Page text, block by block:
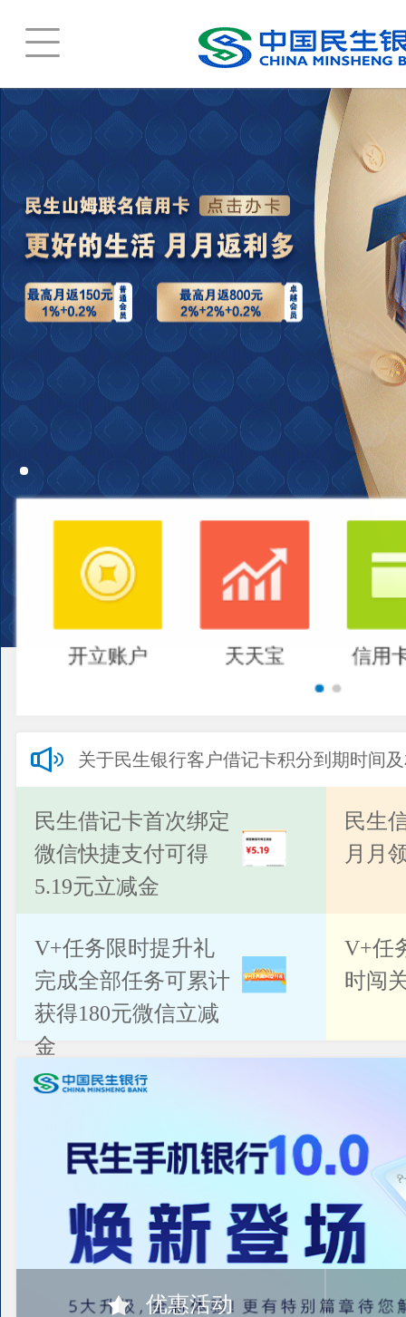
开立账户 天天宝 信用
关于民生银行客户借记卡积分到期时间
公告
民生借记卡首次绑定
微信快捷支付可得
5.19元立减金
民生
月月
V+任务限时提升礼
完成全部任务可累计
获得180元微信立减
金
V+任
时闯
优惠活动